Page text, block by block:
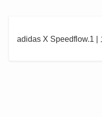
adidas X Speedflow.1 |